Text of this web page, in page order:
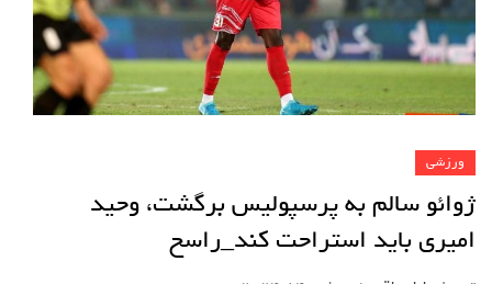
ورزشی
ژوائو سالم به پرسپولیس برگشت، وحید
امیری باید استراحت کند_راسخ